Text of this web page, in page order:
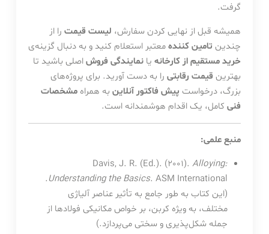
گرفت.
همیشه قبل از نهایی کردن سفارش، لیست قیمترا از
چندین تامین کنندهمعتبر استعلام کنید و به دنبال گزینه‌ی
خرید مستقیم از کارخانهیا نمایندگی فروشاصلی باشید تا
بهترین قیمت رقابتیرا به دست آورید. برای پروژه‌های
بزرگ، درخواست پیش فاکتور آنلاینبه همراه مشخصات
فنیکامل، یک اقدام هوشمندانه است.
منبع علمی:
Davis, J. R. (Ed.). (2001). Alloying:
Understanding the Basics
. ASM International.
(این کتاب به طور جامع به تأثیر عناصر آلیاژی
مختلف، به ویژه کربن، بر خواص مکانیکی فولادها از
جمله شکل‌پذیری و سختی می‌پردازد.)